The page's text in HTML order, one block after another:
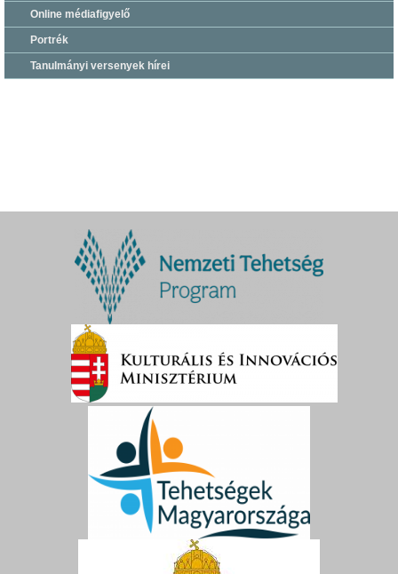
Online médiafigyelő
Portrék
Tanulmányi versenyek hírei